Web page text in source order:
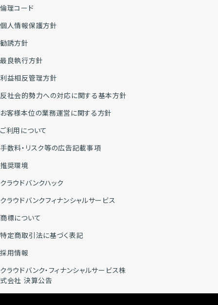
倫理コード
個人情報保護方針
勧誘方針
最良執行方針
利益相反管理方針
反社会的勢力への対応に関する基本方針
お客様本位の業務運営に関する方針
ご利用について
手数料・リスク等の広告記載事項
推奨環境
クラウドバンクハック
クラウドバンクフィナンシャルサービス
商標について
特定商取引法に基づく表記
採用情報
クラウドバンク・フィナンシャルサービス株
式会社 決算公告